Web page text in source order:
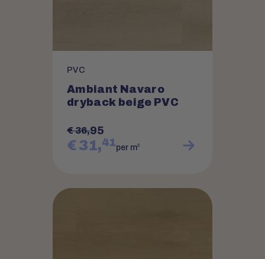
PVC
Ambiant Navaro
dryback beige PVC
€ 36,95
€ 31,41per m2